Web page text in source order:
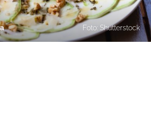
Foto: Shutterstock